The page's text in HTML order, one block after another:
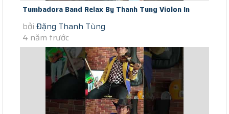
Tumbadora Band Relax By Thanh Tung Violon In
Saigon Social Distance...
bởi Đặng Thanh Tùng
4 năm trước